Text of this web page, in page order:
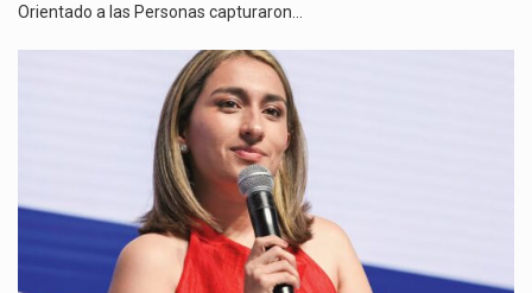
Orientado a las Personas capturaron…